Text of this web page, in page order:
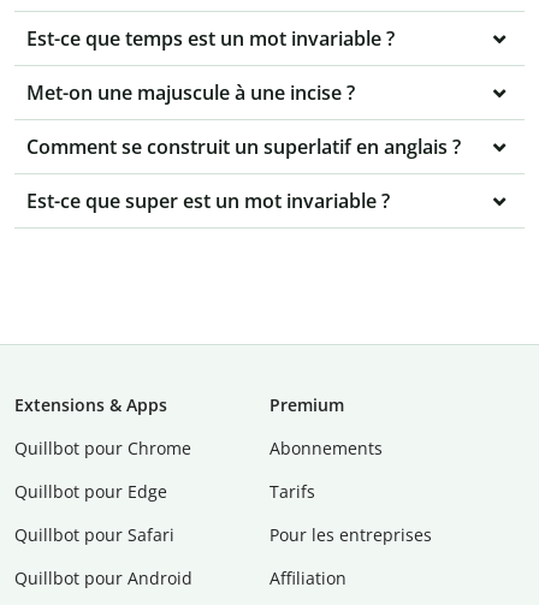
Est-ce que temps est un mot invariable ?
Met-on une majuscule à une incise ?
Comment se construit un superlatif en anglais ?
Est-ce que super est un mot invariable ?
Extensions & Apps
Quillbot pour Chrome
Quillbot pour Edge
Quillbot pour Safari
Quillbot pour Android
Premium
Abonnements
Tarifs
Pour les entreprises
Affiliation